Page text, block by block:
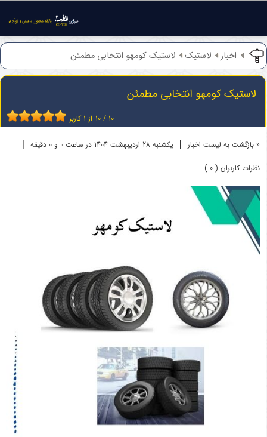
اخبار لاستیک لاستیک کومهو انتخابی مطمئن
لاستیک کومهو انتخابی مطمئن
10 / 10 از 1کاربر
« بازگشت به لیست اخبار | یکشنبه 28 ارديبهشت 1404 در ساعت 0 و 0 دقیقه |
نظرات کاربران ( 0 )